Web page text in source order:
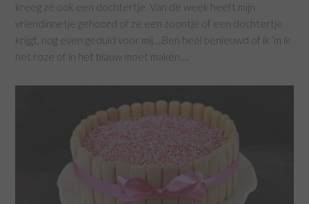
kreeg ze ook een dochtertje. Van de week heeft mijn
vriendinnetje gehoord of ze een zoontje of een dochtertje
krijgt, nog even geduld voor mij….Ben heel benieuwd of ik ‘m ik
het roze of in het blauw moet maken….